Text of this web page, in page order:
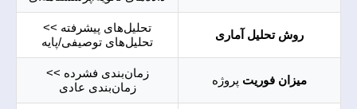
روش تحلیل آماری
تحلیل‌های پیشرفته >>
تحلیل‌های توصیفی/پایه
میزان فوریت پروژه
زمان‌بندی فشرده >>
زمان‌بندی عادی